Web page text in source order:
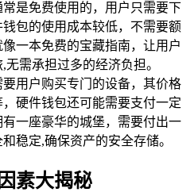
常是免费使用的，用户只需要下
包的使用成本较低，不需要额
一本免费的宝藏指南，让用户
需承担过多的经济负担。
要用户购买专门的设备，其价格
硬件钱包还可能需要支付一定
一座豪华的城堡，需要付出一
稳定,确保资产的安全存储。
素大揭秘